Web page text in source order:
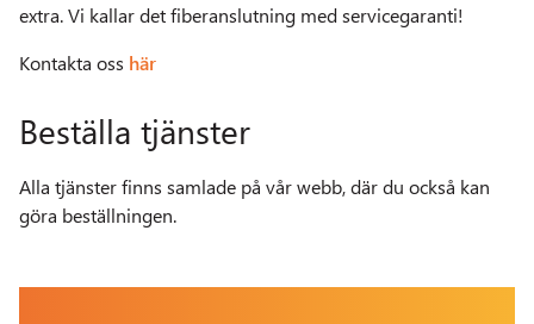
extra. Vi kallar det fiberanslutning med servicegaranti!
Kontakta oss här
Beställa tjänster
Alla tjänster finns samlade på vår webb, där du också kan
göra beställningen.